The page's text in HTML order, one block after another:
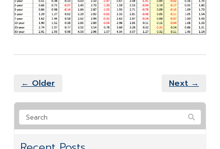
← Older Next →